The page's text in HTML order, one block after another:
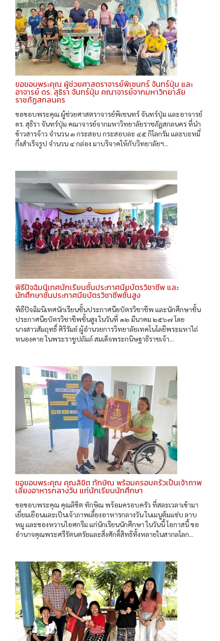
ขอขอบพระคุณ ผู้ช่วยศาสตราจารย์พิเชนทร์ จันทร์ปุ่ม และ
อาจารย์ ดร. สุธิรา จันทร์ปุ่ม คณาจารย์จากมหาวิทยาลัย
ราชภัฏสกลนคร
ขอขอบพระคุณ ผู้ช่วยศาสตราจารย์พิเชนทร์ จันทร์ปุ่ม และอาจารย์
ดร. สุธิรา จันทร์ปุ่ม คณาจารย์จากมหาวิทยาลัยราชภัฏสกลนคร ที่นำ
ข้าวสารจ้าว จำนวน ๓ กระสอบ กระสอบละ ๔๕ กิโลกรัม และบะหมี่
กึ่งสำเร็จรูป จำนวน ๔ กล่อง มาบริจาคให้กับวิทยาลัยฯ...
พิธีปัจฉิมนิเทศนักเรียนชั้นประกาศนียบัตรวิชาชีพ และ
นักศึกษาชั้นประกาศนียบัตรวิชาชีพชั้นสูง
พิธีปัจฉิมนิเทศนักเรียนชั้นประกาศนียบัตรวิชาชีพ และนักศึกษาชั้น
ประกาศนียบัตรวิชาชีพชั้นสูง ในวันที่ ๑๒ มีนาคม ๒๕๖๗ โดย
นางสาวสัมฤทธิ์ ศิริรัมย์ ผู้อำนวยการวิทยาลัยเทคโนโลยีพระมหาไถ่
หนองคาย ในพระราชูปถัมภ์ สมเด็จพระกนิษฐาธิราชเจ้า...
ขอขอบพระคุณ คุณลิขิต ทักษิณ พร้อมครอบครัวเป็นเจ้าภาพ
เลี้ยงอาหารกลางวัน แก่นักเรียนนักศึกษา
ขอขอบพระคุณ คุณลิขิต ทักษิณ พร้อมครอบครัว ที่สละเวลาเข้ามา
เยี่ยมเยือนและเป็นเจ้าภาพเลี้ยงอาหารกลางวัน ในเมนูต้มแซ่บ ลาบ
หมู และของหวานไอศกรีม แก่นักเรียนนักศึกษา ในวันนี้ โอกาสนี้ ขอ
อำนาจคุณพระศรีรัตนตรัยและสิ่งศักดิ์สิทธิทั้งหลายในสากลโลก...